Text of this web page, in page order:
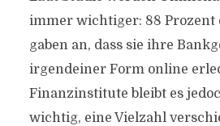
immer wichtiger: 88 Prozent
gaben an, dass sie ihre
irgendeiner Form online
Finanzinstitute bleibt es
wichtig, eine Vielzahl